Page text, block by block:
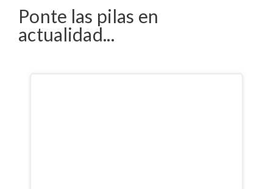
Ponte las pilas en
actualidad...